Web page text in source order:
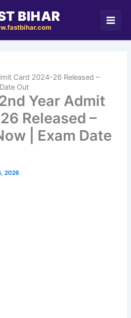
BIHAR
Card 2024-26 Released –
Out
Year Admit
Released –
| Exam Date
2026